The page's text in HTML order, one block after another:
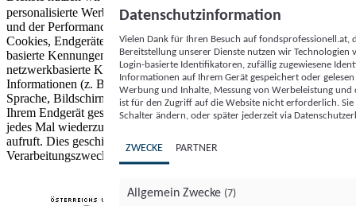
personalisierte Werbung und Inhalte, Messung von Werbeleistung
und der Performance von Inhalten sowie Zielgruppenforschung.
Cookies, Endgeräte- oder ähnliche Online-Kennungen (z. B. login-
basierte Kennungen, zufällig generierte Kennungen,
netzwerkbasierte Kennungen) können zusammen mit anderen
Informationen (z. B. Browsertyp und Browserinformationen,
Sprache, Bildschirmgröße, unterstützte Technologien usw.) auf
Ihrem Endgerät gespeichert oder von dort ausgelesen werden, um es
jedes Mal wiederzuerkennen, wenn es eine App oder einer Webseite
aufruft. Dies geschieht für einen oder mehrere der hier aufgeführten
Verarbeitungszwecke.
Datenschutzinformation
Vielen Dank für Ihren Besuch auf
Bereitstellung unserer Dienste nutzen wir Technologien
Login-basierte Identifikatoren, zufällig zugewiesene
Informationen auf Ihrem Gerät gespeichert oder
Werbung und Inhalte, Messung von Werbeleistung
ist für den Zugriff auf die Website nicht erforderlich.
Schalter ändern, oder später jederzeit via
ZWECKE PARTNER
Allgemein Zwecke (7)